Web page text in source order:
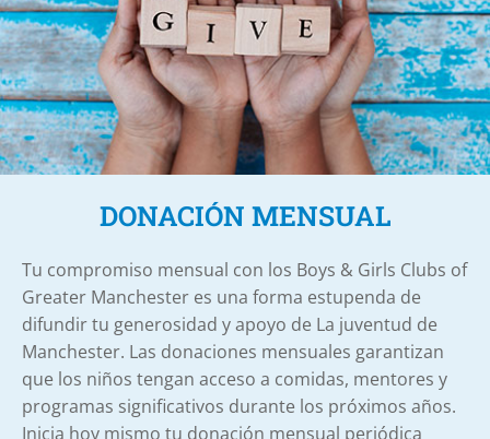
DONACIÓN MENSUAL
Tu compromiso mensual con los Boys & Girls Clubs of
Greater Manchester es una forma estupenda de
difundir tu generosidad y apoyo de La juventud de
Manchester. Las donaciones mensuales garantizan
que los niños tengan acceso a comidas, mentores y
programas significativos durante los próximos años.
Inicia hoy mismo tu donación mensual periódica